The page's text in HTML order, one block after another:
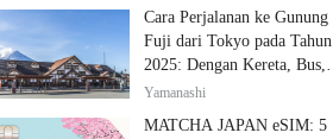
Cara Perjalanan ke Gunung
Fuji dari Tokyo pada Tahun
2025: Dengan Kereta, Bus,
dan Mobil
Yamanashi
MATCHA JAPAN eSIM: 5